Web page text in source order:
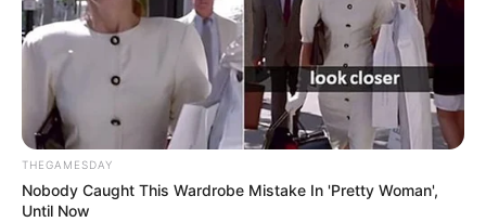
THEGAMESDAY
Nobody Caught This Wardrobe Mistake In 'Pretty Woman',
Until Now